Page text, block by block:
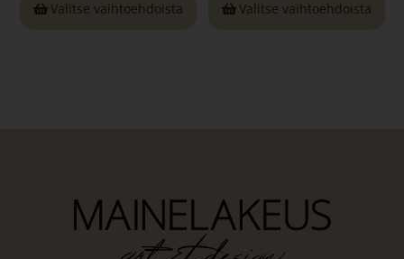
Valitse vaihtoehdoista Valitse vaihtoehdoista